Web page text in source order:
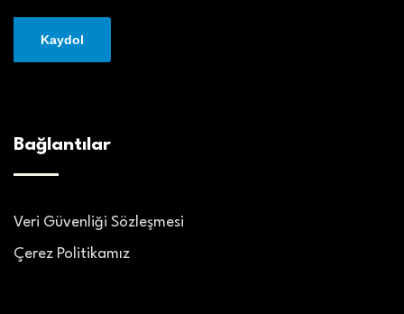
Bağlantılar
Veri Güvenliği Sözleşmesi
Çerez Politikamız